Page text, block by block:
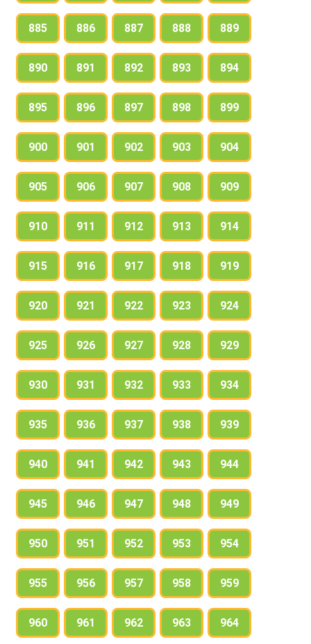
885 886 887 888 889
890 891 892 893 894
895 896 897 898 899
900 901 902 903 904
905 906 907 908 909
910 911 912 913 914
915 916 917 918 919
920 921 922 923 924
925 926 927 928 929
930 931 932 933 934
935 936 937 938 939
940 941 942 943 944
945 946 947 948 949
950 951 952 953 954
955 956 957 958 959
960 961 962 963 964